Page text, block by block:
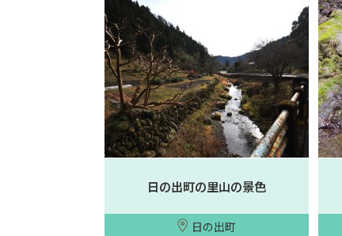
日の出町の里山の景色
日の出町